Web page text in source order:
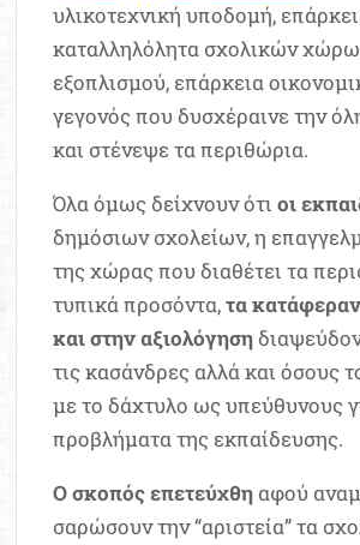
υλικοτεχνική υποδομή,
καταλληλόλητα σχολικών
εξοπλισμού, επάρκεια
γεγονός που δυσχέραινε την
και στένεψε τα περιθώρια.
Όλα όμως δείχνουν ότιοι
δημόσιων σχολείων, η
της χώρας που διαθέτει τα
τυπικά προσόντα,τα
και στην αξιολόγηση
τις κασάνδρες αλλά και όσους
με το δάχτυλο ως υπεύθυνους
προβλήματα της εκπαίδευσης.
Ο σκοπός επετεύχθη αφού
σαρώσουν την “αριστεία” τα